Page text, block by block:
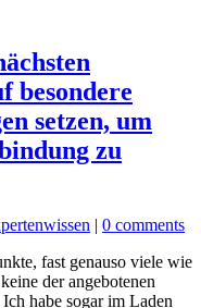
besondere
setzen, um
zu
| 0 comments
fast genauso viele wie
der angebotenen
habe sogar im Laden